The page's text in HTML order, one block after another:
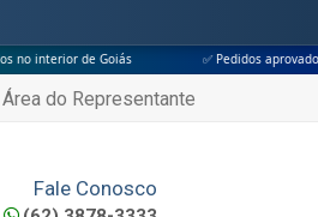
✅ Pedidos aprovados até às 18h
Área do Representante
Fale Conosco